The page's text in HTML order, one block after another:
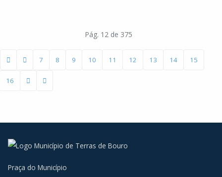
Pág. 12 de 375
7 8 9 10 11 12 13 14 15
16
Praça do Município